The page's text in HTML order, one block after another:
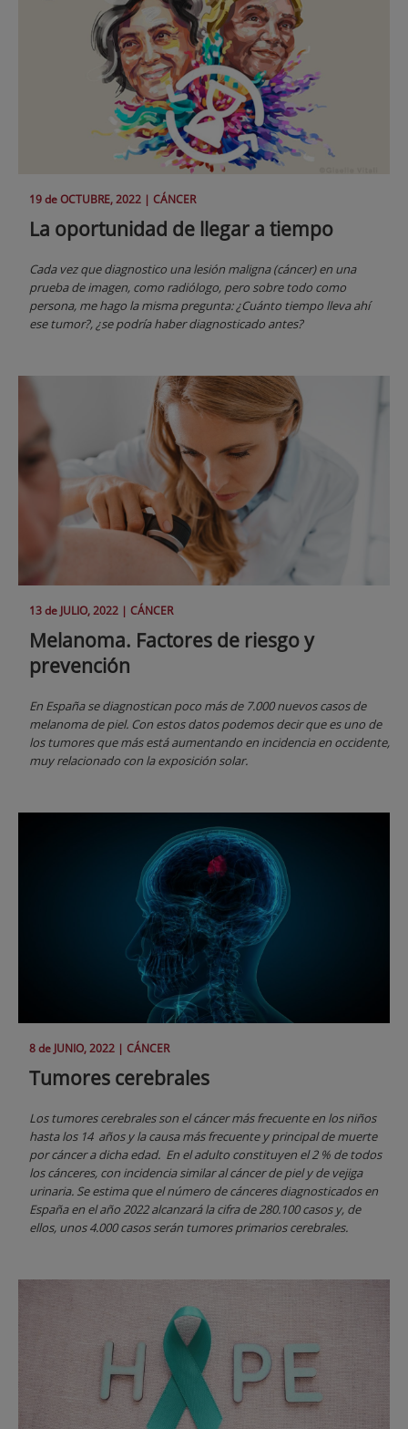
19 deOCTUBRE, 2022 | CÁNCER
La oportunidad de llegar a tiempo
Cada vez que diagnostico una lesión maligna (cáncer) en una
prueba de imagen, como radiólogo, pero sobre todo como
persona, me hago la misma pregunta: ¿Cuánto tiempo lleva ahí
ese tumor?, ¿se podría haber diagnosticado antes?
13 deJULIO, 2022 | CÁNCER
Melanoma. Factores de riesgo y
prevención
En España se diagnostican poco más de 7.000 nuevos casos de
melanoma de piel. Con estos datos podemos decir que es uno de
los tumores que más está aumentando en incidencia en occidente,
muy relacionado con la exposición solar.
8 de JUNIO, 2022 | CÁNCER
Tumores cerebrales
Los tumores cerebrales son el cáncer más frecuente en los niños
hasta los 14 años y la causa más frecuente y principal de muerte
por cáncer a dicha edad. En el adulto constituyen el 2 % de todos
los cánceres, con incidencia similar al cáncer de piel y de vejiga
urinaria. Se estima que el número de cánceres diagnosticados en
España en el año 2022 alcanzará la cifra de 280.100 casos y, de
ellos, unos 4.000 casos serán tumores primarios cerebrales.